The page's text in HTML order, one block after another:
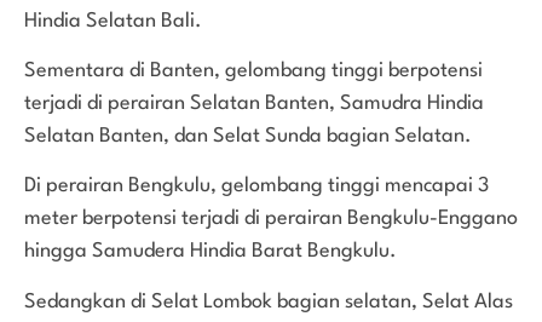
Hindia Selatan Bali.
Sementara di Banten, gelombang tinggi berpotensi
terjadi di perairan Selatan Banten, Samudra Hindia
Selatan Banten, dan Selat Sunda bagian Selatan.
Di perairan Bengkulu, gelombang tinggi mencapai 3
meter berpotensi terjadi di perairan Bengkulu-Enggano
hingga Samudera Hindia Barat Bengkulu.
Sedangkan di Selat Lombok bagian selatan, Selat Alas